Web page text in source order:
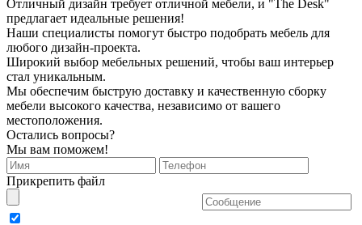
Отличный дизайн требует отличной мебели, и "The Desk"
предлагает идеальные решения!
Наши специалисты помогут быстро подобрать мебель для
любого дизайн-проекта.
Широкий выбор мебельных решений, чтобы ваш интерьер
стал уникальным.
Мы обеспечим быструю доставку и качественную сборку
мебели высокого качества, независимо от вашего
местоположения.
Остались вопросы?
Мы вам поможем!
Прикрепить файл